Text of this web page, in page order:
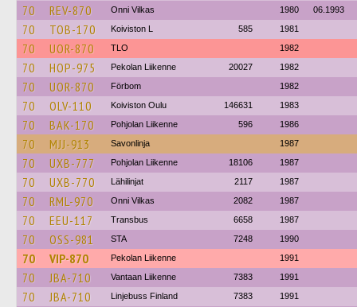
70 REV-870 Onni Vilkas 1980 06.1993
70 TOB-170 Koiviston L 585 1981
70 UOR-870 TLO 1982
70 HOP-975 Pekolan Liikenne 20027 1982
70 UOR-870 Förbom 1982
70 OLV-110 Koiviston Oulu 146631 1983
70 BAK-170 Pohjolan Liikenne 596 1986
70 MJJ-913 Savonlinja 1987
70 UXB-777 Pohjolan Liikenne 18106 1987
70 UXB-770 Lähilinjat 2117 1987
70 RML-970 Onni Vilkas 2082 1987
70 EEU-117 Transbus 6658 1987
70 OSS-981 STA 7248 1990
70 VIP-870 Pekolan Liikenne 1991
70 JBA-710 Vantaan Liikenne 7383 1991
70 JBA-710 Linjebuss Finland 7383 1991